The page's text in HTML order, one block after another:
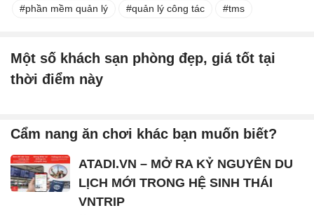
phần mềm quản lý quản lý công tác tms
Một số khách sạn phòng đẹp, giá tốt tại
thời điểm này
Cẩm nang ăn chơi khác bạn muốn biết?
ATADI.VN – MỞ RA KỶ NGUYÊN DU
LỊCH MỚI TRONG HỆ SINH THÁI
VNTRIP